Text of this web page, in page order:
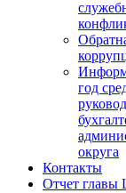
год
округа
Контакты
Отчет главы